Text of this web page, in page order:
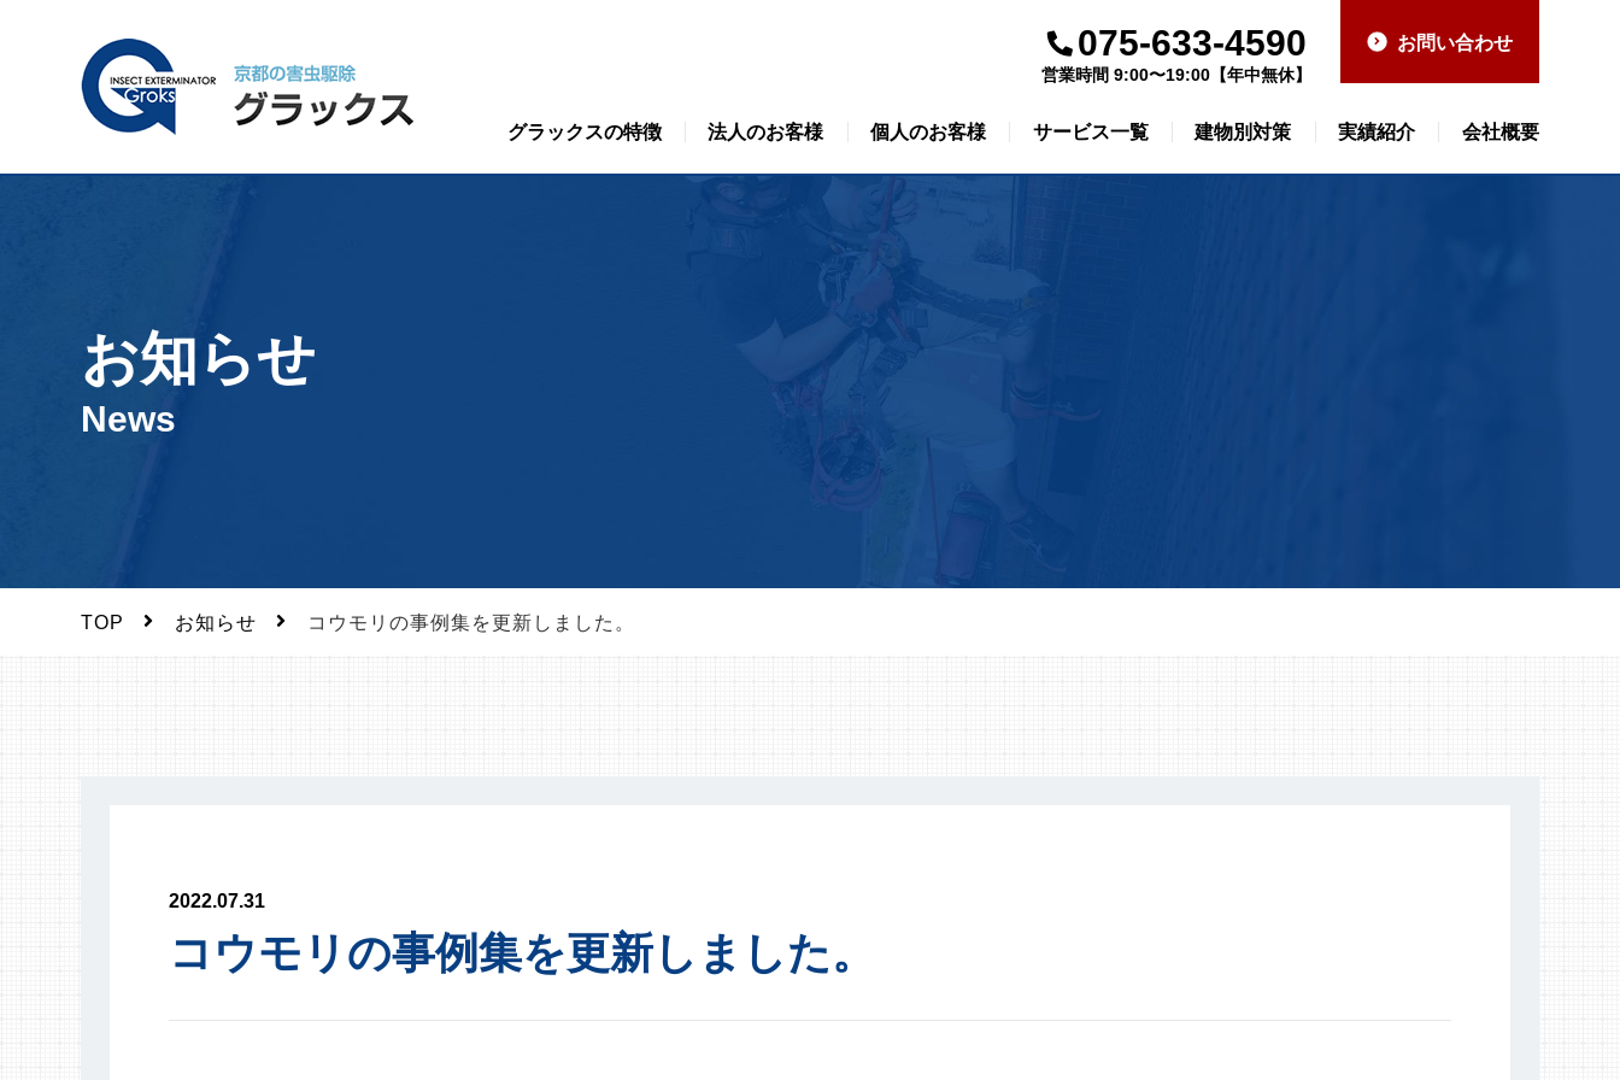
グラックスの特徴 法人のお客様 個人のお客様 サービス一覧 建物別対策 実績紹介 会社概要
075-633-4590
営業時間 9:00〜19:00【年中無休】
お問い合わせ
お知らせ
News
TOP お知らせ コウモリの事例集を更新しました。
2022.07.31
コウモリの事例集を更新しました。